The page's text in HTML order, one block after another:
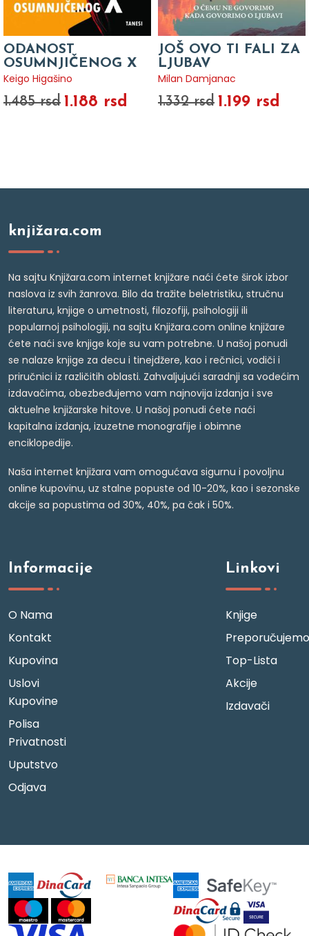
ODANOST
OSUMNJIČENOG X
Keigo Higašino
1.485 rsd 1.188 rsd
JOŠ OVO TI FALI ZA
LJUBAV
Milan Damjanac
1.332 rsd 1.199 rsd
knjižara.com
Na sajtu Knjižara.com internet knjižare naći ćete širok izbor
naslova iz svih žanrova. Bilo da tražite beletristiku, stručnu
literaturu, knjige o umetnosti, filozofiji, psihologiji ili
popularnoj psihologiji, na sajtu Knjižara.com online knjižare
ćete naći sve knjige koje su vam potrebne. U našoj ponudi
se nalaze knjige za decu i tinejdžere, kao i rečnici, vodiči i
priručnici iz različitih oblasti. Zahvaljujući saradnji sa vodećim
izdavačima, obezbeđujemo vam najnovija izdanja i sve
aktuelne knjižarske hitove. U našoj ponudi ćete naći
kapitalna izdanja, izuzetne monografije i obimne
enciklopedije.
Naša internet knjižara vam omogućava sigurnu i povoljnu
online kupovinu, uz stalne popuste od 10-20%, kao i sezonske
akcije sa popustima od 30%, 40%, pa čak i 50%.
Informacije
O Nama
Kontakt
Kupovina
Uslovi
Kupovine
Polisa
Privatnosti
Uputstvo
Odjava
Linkovi
Knjige
Preporučujemo
Top-Lista
Akcije
Izdavači